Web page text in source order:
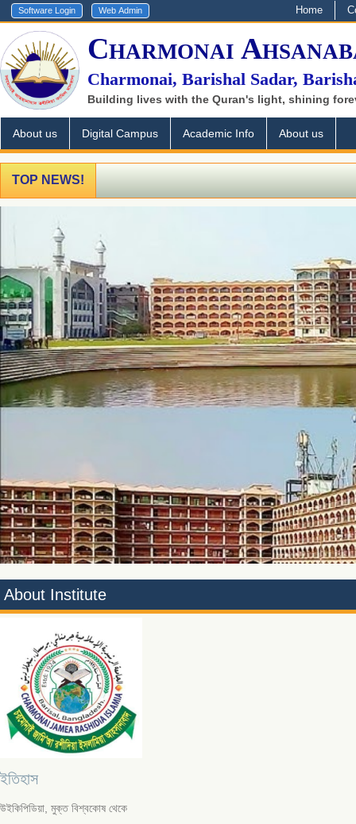
Home
Charmonai
Charmonai, Barishal Sadar,
Building lives with the Quran's light, shining
About us Digital Campus Academic Info About us
TOP NEWS!
About Institute
ইতিহাস
উইকিপিডিয়া, মুক্ত বিশ্বকোষ থেকে